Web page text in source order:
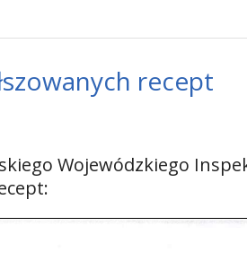
recept
Wojewódzkiego